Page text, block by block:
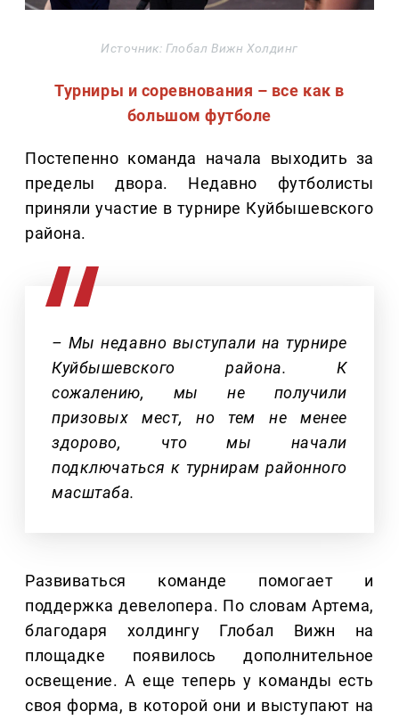
Источник: Глобал Вижн Холдинг
Турниры и соревнования – все как в
большом футболе
Постепенно команда начала выходить за
пределы двора. Недавно футболисты
приняли участие в турнире Куйбышевского
района.
– Мы недавно выступали на турнире
Куйбышевского района. К
сожалению, мы не получили
призовых мест, но тем не менее
здорово, что мы начали
подключаться к турнирам районного
масштаба.
Развиваться команде помогает и
поддержка девелопера. По словам Артема,
благодаря холдингу Глобал Вижн на
площадке появилось дополнительное
освещение. А еще теперь у команды есть
своя форма, в которой они и выступают на